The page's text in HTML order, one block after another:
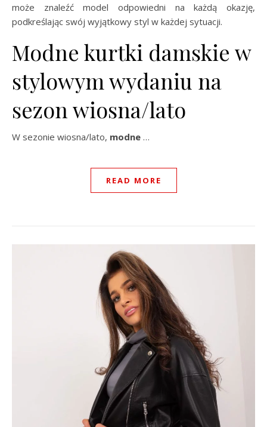
może znaleźć model odpowiedni na każdą okazję,
podkreślając swój wyjątkowy styl w każdej sytuacji.
Modne kurtki damskie w
stylowym wydaniu na
sezon wiosna/lato
W sezonie wiosna/lato, modne …
READ MORE